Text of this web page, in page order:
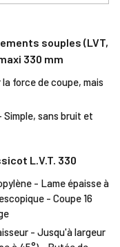
souples (LVT,
330 mm
force de coupe, mais
sans bruit et
L.V.T. 330
- Lame épaisse à
- Coupe 16
- Jusqu'à largeur